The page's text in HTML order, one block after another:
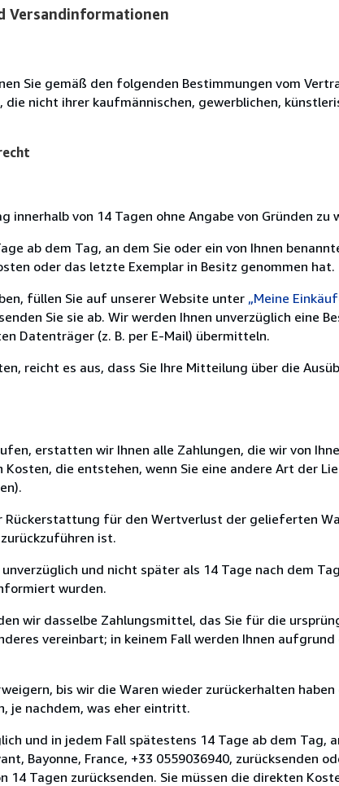
Versandinformationen
Sie gemäß den folgenden Bestimmungen vom
die nicht ihrer kaufmännischen, gewerblichen,
innerhalb von 14 Tagen ohne Angabe von Gründen zu
ab dem Tag, an dem Sie oder ein von Ihnen
oder das letzte Exemplar in Besitz genommen hat.
füllen Sie auf unserer Website unter „Meine
Sie sie ab. Wir werden Ihnen unverzüglich eine
Datenträger (z. B. per E-Mail) übermitteln.
reicht es aus, dass Sie Ihre Mitteilung über die
erstatten wir Ihnen alle Zahlungen, die wir von
Kosten, die entstehen, wenn Sie eine andere Art der
Rückerstattung für den Wertverlust der gelieferten
ist.
und nicht später als 14 Tage nach dem
wurden.
wir dasselbe Zahlungsmittel, das Sie für die
vereinbart; in keinem Fall werden Ihnen
bis wir die Waren wieder zurückerhalten
je nachdem, was eher eintritt.
und in jedem Fall spätestens 14 Tage ab dem Tag,
Bayonne, France, +33 0559036940, zurücksenden
14 Tagen zurücksenden. Sie müssen die direkten